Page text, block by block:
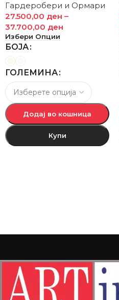
Гардеробери и Ормари
27.500,00 ден –
37.700,00 ден
Избери Опции
БОЈА
ГОЛЕМИНА
Додај во кошница
Купи